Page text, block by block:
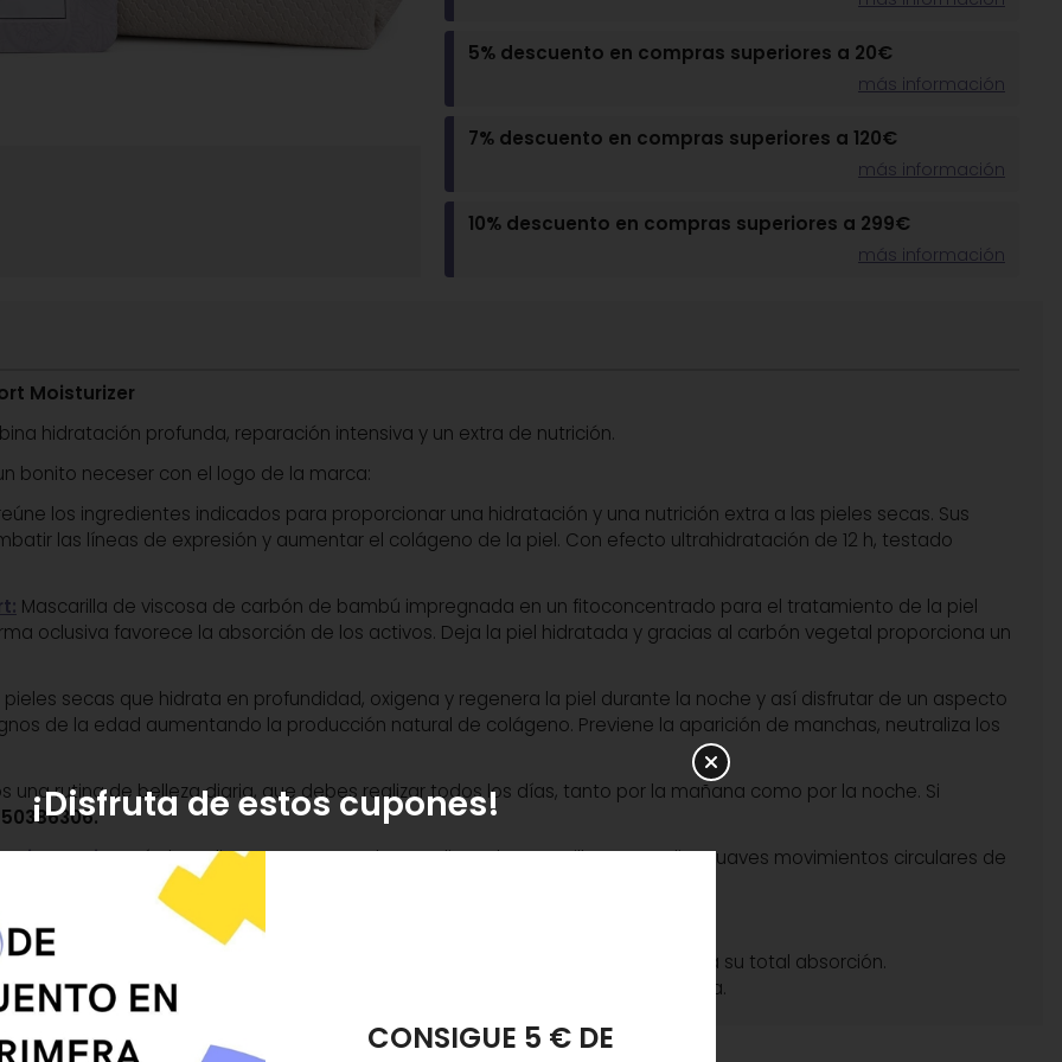
5% descuento en compras superiores a 20€
más información
7% descuento en compras superiores a 120€
más información
10% descuento en compras superiores a 299€
más información
Moisturizer
hidratación profunda, reparación intensiva y un extra de nutrición.
bonito neceser con el logo de la marca:
los ingredientes indicados para proporcionar una hidratación y una nutrición extra a las pieles secas. Sus
las líneas de expresión y aumentar el colágeno de la piel. Con efecto ultrahidratación de 12 h, testado
Mascarilla de viscosa de carbón de bambú impregnada en un fitoconcentrado para el tratamiento de la piel
oclusiva favorece la absorción de los activos. Deja la piel hidratada y gracias al carbón vegetal proporciona un
secas que hidrata en profundidad, oxigena y regenera la piel durante la noche y así disfrutar de un aspecto
de la edad aumentando la producción natural de colágeno. Previene la aparición de manchas, neutraliza los
una rutina de belleza diaria, que debes realizar todos los días, tanto por la mañana como por la noche. Si
Bio.Agítalo, aplica unas gotas sobre un disco desmaquillante y realiza suaves movimientos circulares de
este modo, ayudarás a activar la circulación y a liberar la piel de las impurezas
suaves y drenantes.
con
, en rostro y cuello, masajeando hasta su total absorción.
, en rostro y cuello masajeando con movimientos ascendentes, hasta su total absorción.
solar, todos los días del año por la mañana. Reaplicar varias veces al día.
¡Disfruta de estos cupones!